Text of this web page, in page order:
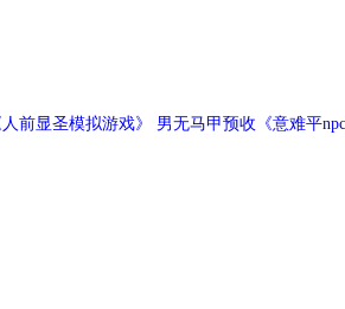
显圣模拟游戏》 男无马甲预收《意难平